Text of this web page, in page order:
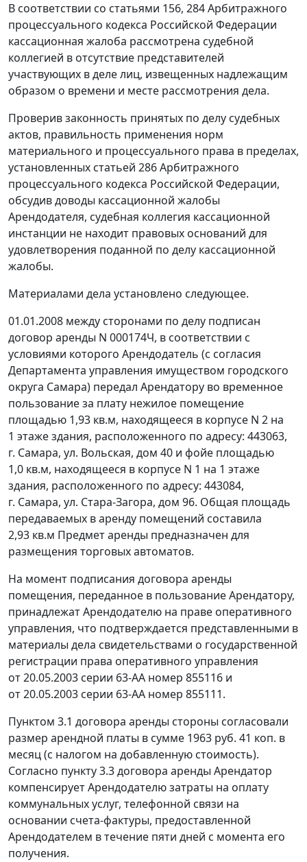
В соответствии со статьями 156, 284Арбитражного
процессуального кодекса Российской Федерации
кассационная жалоба рассмотрена судебной
коллегией в отсутствие представителей
участвующих в деле лиц, извещенных надлежащим
образом о времени и месте рассмотрения дела.
Проверив законность принятых по делу судебных
актов, правильность применения норм
материального и процессуального права в пределах,
установленных статьей 286Арбитражного
процессуального кодекса Российской Федерации,
обсудив доводы кассационной жалобы
Арендодателя, судебная коллегия кассационной
инстанции не находит правовых оснований для
удовлетворения поданной по делу кассационной
жалобы.
Материалами дела установлено следующее.
01.01.2008 между сторонами по делу подписан
договор аренды N 000174Ч, в соответствии с
условиями которого Арендодатель (с согласия
Департамента управления имуществом городского
округа Самара) передал Арендатору во временное
пользование за плату нежилое помещение
площадью 1,93 кв.м, находящееся в корпусе N 2 на
1 этаже здания, расположенного по адресу: 443063,
г. Самара, ул. Вольская, дом 40 и фойе площадью
1,0 кв.м, находящееся в корпусе N 1 на 1 этаже
здания, расположенного по адресу: 443084,
г. Самара, ул. Стара-Загора, дом 96. Общая площадь
передаваемых в аренду помещений составила
2,93 кв.м Предмет аренды предназначен для
размещения торговых автоматов.
На момент подписания договора аренды
помещения, переданное в пользование Арендатору,
принадлежат Арендодателю на праве оперативного
управления, что подтверждается представленными в
материалы дела свидетельствами о государственной
регистрации права оперативного управления
от 20.05.2003 серии 63-АА номер 855116 и
от 20.05.2003 серии 63-АА номер 855111.
Пунктом 3.1 договора аренды стороны согласовали
размер арендной платы в сумме 1963 руб. 41 коп. в
месяц (с налогом на добавленную стоимость).
Согласно пункту 3.3 договора аренды Арендатор
компенсирует Арендодателю затраты на оплату
коммунальных услуг, телефонной связи на
основании счета-фактуры, предоставленной
Арендодателем в течение пяти дней с момента его
получения.